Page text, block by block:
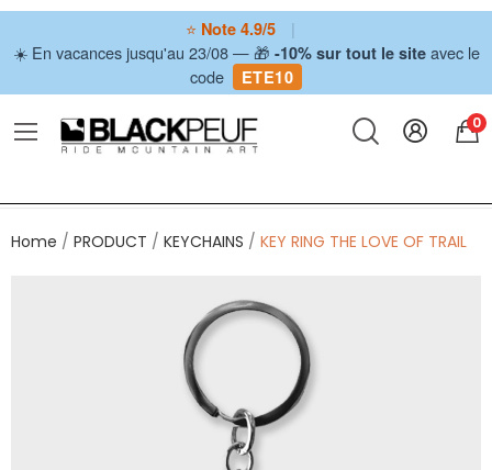
⭐ Note 4.9/5
|
☀️ En vacances jusqu'au 23/08 — 🎁 -10% sur tout le siteavec le
code
ETE10
0
Home PRODUCT KEYCHAINS KEY RING THE LOVE OF TRAIL